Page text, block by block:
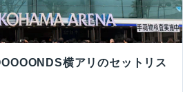
横アリのセットリス